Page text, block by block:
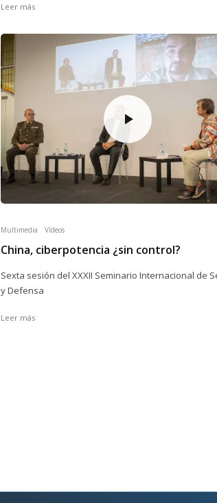
Leer más
Multimedia Vídeos
China, ciberpotencia ¿sin control?
Sexta sesión del XXXII Seminario Internacional de
y Defensa
Leer más